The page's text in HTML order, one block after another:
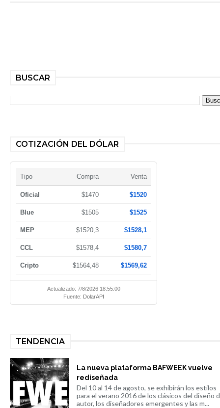
BUSCAR
COTIZACIÓN DEL DÓLAR
Tipo Compra Venta
Oficial $1470 $1520
Blue $1505 $1525
MEP $1520,3 $1528,1
CCL $1578,4 $1580,7
Cripto $1564,48 $1569,62
Actualizado: 7/8/2026 18:55:00
Fuente: DolarAPI
TENDENCIA
La nueva plataforma BAFWEEK vuelve
rediseñada
Del 10 al 14 de agosto, se exhibirán los estilos
para el verano 2016 de los clásicos del diseño
autor, los diseñadores emergentes y las m...